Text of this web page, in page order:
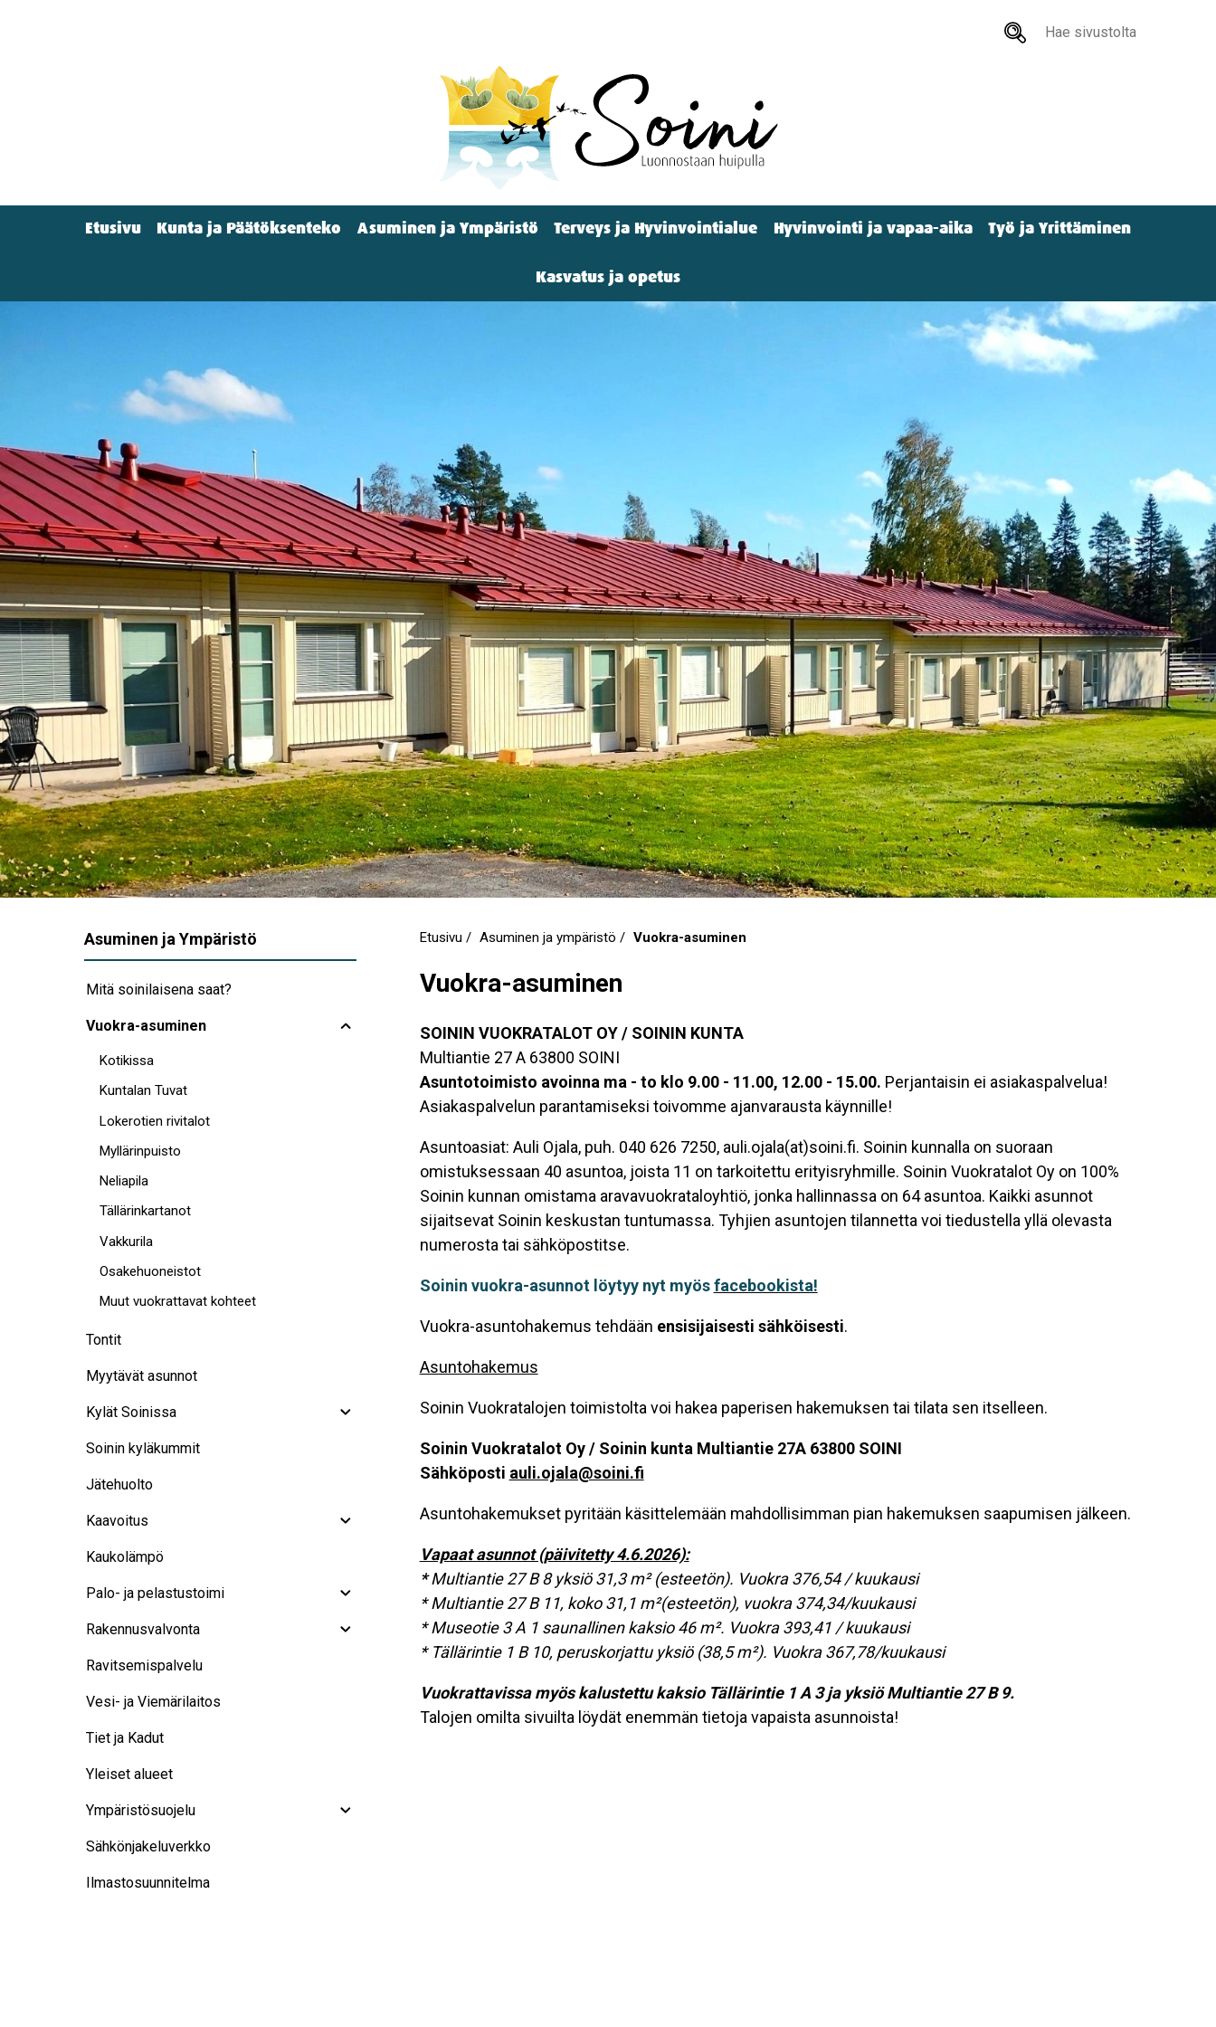
Hae
(Navigation)
Etusivu Kunta ja Päätöksenteko Asuminen ja Ympäristö Terveys ja Hyvinvointialue Hyvinvointi ja vapaa-aika Työ ja Yrittäminen
Kasvatus ja opetus
Asuminen ja Ympäristö
Mitä soinilaisena saat?
Vuokra-asuminen
Kotikissa
Kuntalan Tuvat
Lokerotien rivitalot
Myllärinpuisto
Neliapila
Tällärinkartanot
Vakkurila
Osakehuoneistot
Muut vuokrattavat kohteet
Tontit
Myytävät asunnot
Kylät Soinissa
Soinin kyläkummit
Jätehuolto
Kaavoitus
Kaukolämpö
Palo- ja pelastustoimi
Rakennusvalvonta
Ravitsemispalvelu
Vesi- ja Viemärilaitos
Tiet ja Kadut
Yleiset alueet
Ympäristösuojelu
Sähkönjakeluverkko
Ilmastosuunnitelma
Etusivu Asuminen ja ympäristö Vuokra-asuminen
Vuokra-asuminen
SOININ VUOKRATALOT OY / SOININ KUNTA
Multiantie 27 A 63800 SOINI
Asuntotoimisto avoinna ma - to klo 9.00 - 11.00, 12.00 - 15.00. Perjantaisin ei asiakaspalvelua!
Asiakaspalvelun parantamiseksi toivomme ajanvarausta käynnille!
Asuntoasiat: Auli Ojala, puh. 040 626 7250, auli.ojala(at)soini.fi. Soinin kunnalla on suoraan
omistuksessaan 40 asuntoa, joista 11 on tarkoitettu erityisryhmille. Soinin Vuokratalot Oy on 100%
Soinin kunnan omistama aravavuokrataloyhtiö, jonka hallinnassa on 64 asuntoa. Kaikki asunnot
sijaitsevat Soinin keskustan tuntumassa. Tyhjien asuntojen tilannetta voi tiedustella yllä olevasta
numerosta tai sähköpostitse.
Soinin vuokra-asunnot löytyy nyt myösfacebookista!
Vuokra-asuntohakemus tehdään ensisijaisesti sähköisesti.
Asuntohakemus
Soinin Vuokratalojen toimistolta voi hakea paperisen hakemuksen tai tilata sen itselleen.
Soinin Vuokratalot Oy / Soinin kunta Multiantie 27A 63800 SOINI
Sähköposti auli.ojala@soini.fi
Asuntohakemukset pyritään käsittelemään mahdollisimman pian hakemuksen saapumisen jälkeen.
Vapaat asunnot (päivitetty 4.6.2026):
*Multiantie 27 B 8 yksiö 31,3 m² (esteetön). Vuokra 376,54 / kuukausi
* Multiantie 27 B 11, koko 31,1 m²(esteetön), vuokra 374,34/kuukausi
* Museotie 3 A 1 saunallinen kaksio 46 m². Vuokra 393,41 / kuukausi
* Tällärintie 1 B 10, peruskorjattu yksiö (38,5 m²). Vuokra 367,78/kuukausi
Vuokrattavissa myös kalustettu kaksio Tällärintie 1 A 3 ja yksiö Multiantie 27 B 9.
Talojen omilta sivuilta löydät enemmän tietoja vapaista asunnoista!